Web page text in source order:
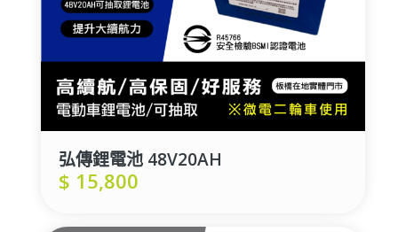
弘傳鋰電池 48V20AH
$ 15,800